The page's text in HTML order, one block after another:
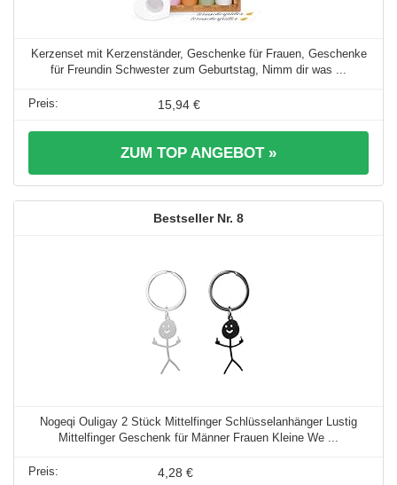
Kerzenset mit Kerzenständer, Geschenke für Frauen, Geschenke
für Freundin Schwester zum Geburtstag, Nimm dir was ...
15,94 €
ZUM TOP ANGEBOT »
8
Nogeqi Ouligay 2 Stück Mittelfinger Schlüsselanhänger Lustig
Mittelfinger Geschenk für Männer Frauen Kleine We ...
4,28 €